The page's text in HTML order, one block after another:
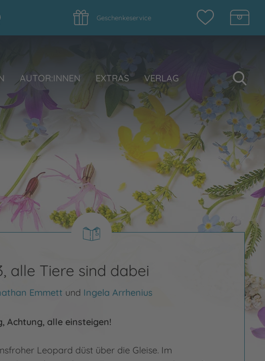
Geschenkeservice
AUTOR:INNEN EXTRAS VERLAG
alle Tiere sind dabei
Emmett und Ingela Arrhenius
Achtung, alle einsteigen!
Leopard düst über die Gleise. Im